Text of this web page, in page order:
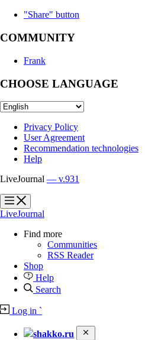
"Share" button
COMMUNITY
Frank
CHOOSE LANGUAGE
Privacy Policy
User Agreement
Recommendation technologies
Help
LiveJournal — v.931
?
?
LiveJournal
Find more
Communities
RSS Reader
Shop
Help
Search
Log in `
shakko.ru